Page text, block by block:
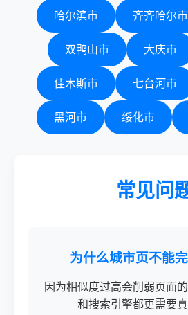
哈尔滨市 齐齐哈尔市
双鸭山市 大庆市
佳木斯市 七台河市
黑河市 绥化市
常见问
为什么城市页不能
因为相似度过高会削弱页面
和搜索引擎都更需要真